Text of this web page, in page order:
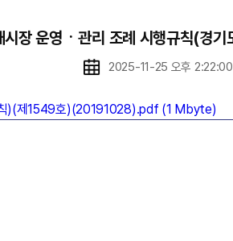
시장 운영ㆍ관리 조례 시행규칙(
2025-11-25 오후 2:22:00
칙)(제1549호)(20191028).pdf (1 Mbyte)